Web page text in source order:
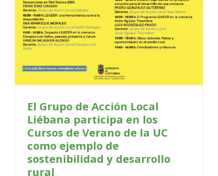
El Grupo de Acción Local
Liébana participa en los
Cursos de Verano de la UC
como ejemplo de
sostenibilidad y desarrollo
rural